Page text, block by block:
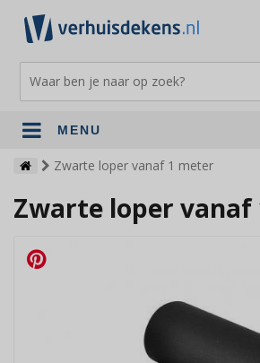
MENU
Verhuisdekens
Opslagdekens
Andere verhuismaterialen
Zwarte loper vanaf 1 meter
Zwarte loper vanaf